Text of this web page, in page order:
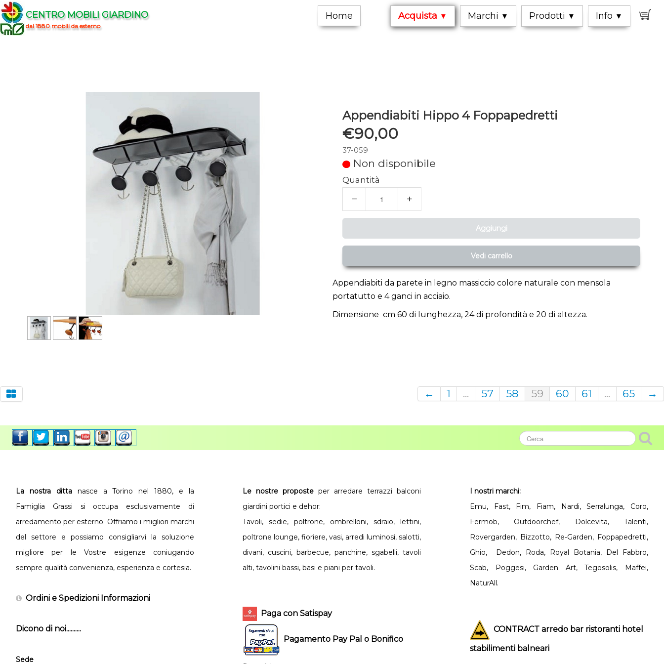
CENTRO MOBILI GIARDINO
dal 1880 mobili da esterno
Home Acquista ▼ Marchi ▼ Prodotti ▼ Info ▼
Appendiabiti Hippo 4 Foppapedretti
€90,00
37-059
Non disponibile
Quantità
− +
Aggiungi
Vedi carrello
Appendiabiti da parete in legno massiccio colore naturale con mensola
portatutto e 4 ganci in acciaio.
Dimensione cm 60 di lunghezza, 24 di profondità e 20 di altezza.
← 1 ... 57 58 59 60 61 ... 65 →
La nostra dittanasce a Torino nel 1880, e la
Famiglia Grassi si occupa esclusivamente di
arredamento per esterno. Offriamo i migliori marchi
del settore e possiamo consigliarvi la soluzione
migliore per le Vostre esigenze coniugando
sempre qualità convenienza, esperienza e cortesia.
Ordini e Spedizioni Informazioni
Dicono di noi..........
Sede
Le nostre proposte per arredare terrazzi balconi
giardini portici e dehor:
Tavoli, sedie, poltrone, ombrelloni, sdraio, lettini,
poltrone lounge, fioriere, vasi, arredi luminosi, salotti,
divani, cuscini, barbecue, panchine, sgabelli, tavoli
alti, tavolini bassi, basi e piani per tavoli.
Paga con Satispay
Pagamento Pay Pal o Bonifico
I nostri marchi:
Emu, Fast, Fim, Fiam, Nardi, Serralunga, Coro,
Fermob, Outdoorchef, Dolcevita, Talenti,
Rovergarden, Bizzotto, Re-Garden, Foppapedretti,
Ghio, Dedon, Roda, Royal Botania, Del Fabbro,
Scab, Poggesi, Garden Art, Tegosolis, Maffei,
NaturAll.
CONTRACT arredo bar ristoranti hotel
stabilimenti balneari